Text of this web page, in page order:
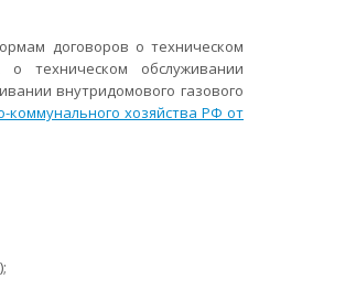
договоров о техническом
техническом обслуживании
внутридомового газового
коммунального хозяйства РФ от